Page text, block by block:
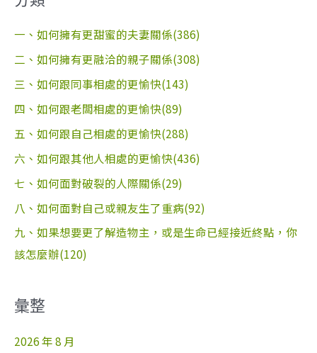
一、如何擁有更甜蜜的夫妻關係(386)
二、如何擁有更融洽的親子關係(308)
三、如何跟同事相處的更愉快(143)
四、如何跟老闆相處的更愉快(89)
五、如何跟自己相處的更愉快(288)
六、如何跟其他人相處的更愉快(436)
七、如何面對破裂的人際關係(29)
八、如何面對自己或親友生了重病(92)
九、如果想要更了解造物主，或是生命已經接近終點，你
該怎麼辦(120)
彙整
2026 年 8 月